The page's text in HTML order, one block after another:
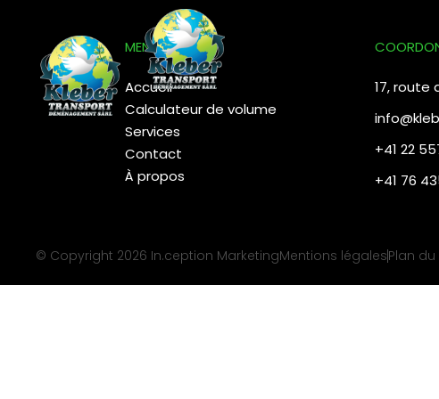
MENU
Accueil
Calculateur de volume
Services
Contact
À propos
17, route
+41 22
+41 76
© Copyright 2026 In.ception MarketingMentions légalesPlan du